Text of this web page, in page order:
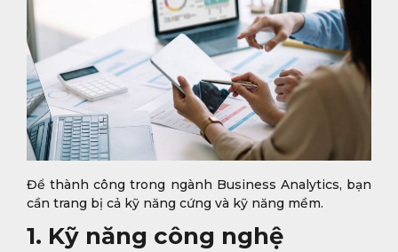
Để thành công trong ngành Business Analytics, bạn
cần trang bị cả kỹ năng cứng và kỹ năng mềm.
1. Kỹ năng công nghệ